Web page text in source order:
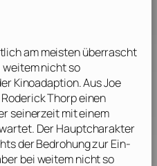
am meisten überrascht
weitem nicht so
Kinoadaption. Aus Joe
Roderick Thorpeinen
seinerzeit mit einem
Der Hauptcharakter
der Bedrohung zur Ein-
bei weitem nicht so